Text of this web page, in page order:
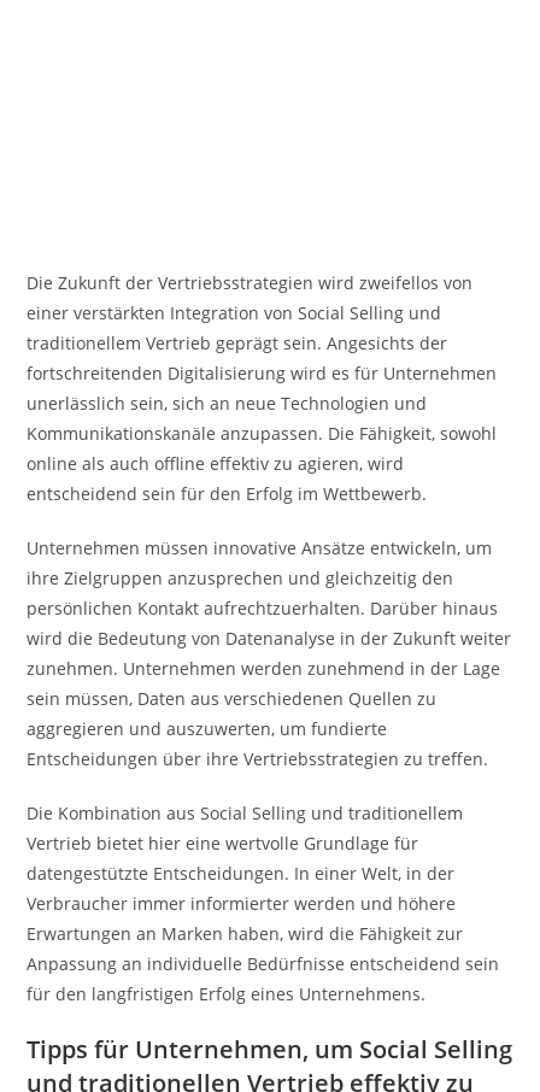
Die Zukunft der Vertriebsstrategien wird zweifellos von
einer verstärkten Integration von Social Selling und
traditionellem Vertrieb geprägt sein. Angesichts der
fortschreitenden Digitalisierung wird es für Unternehmen
unerlässlich sein, sich an neue Technologien und
Kommunikationskanäle anzupassen. Die Fähigkeit, sowohl
online als auch offline effektiv zu agieren, wird
entscheidend sein für den Erfolg im Wettbewerb.
Unternehmen müssen innovative Ansätze entwickeln, um
ihre Zielgruppen anzusprechen und gleichzeitig den
persönlichen Kontakt aufrechtzuerhalten. Darüber hinaus
wird die Bedeutung von Datenanalyse in der Zukunft weiter
zunehmen. Unternehmen werden zunehmend in der Lage
sein müssen, Daten aus verschiedenen Quellen zu
aggregieren und auszuwerten, um fundierte
Entscheidungen über ihre Vertriebsstrategien zu treffen.
Die Kombination aus Social Selling und traditionellem
Vertrieb bietet hier eine wertvolle Grundlage für
datengestützte Entscheidungen. In einer Welt, in der
Verbraucher immer informierter werden und höhere
Erwartungen an Marken haben, wird die Fähigkeit zur
Anpassung an individuelle Bedürfnisse entscheidend sein
für den langfristigen Erfolg eines Unternehmens.
Tipps für Unternehmen, um Social Selling
und traditionellen Vertrieb effektiv zu